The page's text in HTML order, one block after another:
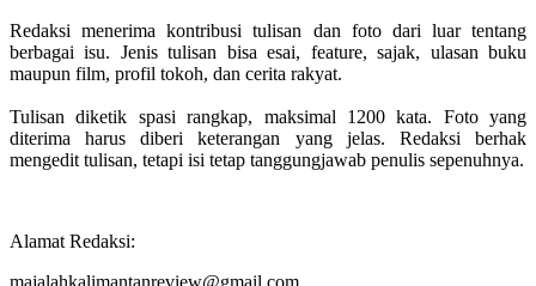
Redaksi menerima kontribusi tulisan dan foto dari luar tentang
berbagai isu. Jenis tulisan bisa esai, feature, sajak, ulasan buku
maupun film, profil tokoh, dan cerita rakyat.
Tulisan diketik spasi rangkap, maksimal 1200 kata. Foto yang
diterima harus diberi keterangan yang jelas. Redaksi berhak
mengedit tulisan, tetapi isi tetap tanggungjawab penulis sepenuhnya.
Alamat Redaksi: